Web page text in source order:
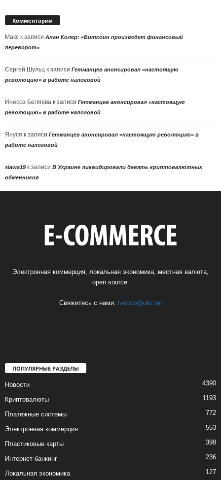
Комментарии
Макс к записи Алан Колер: «Биткоин произведет финансовый
переворот»
Сергей Шульц к записи Гетманцев анонсировал «настоящую
революцию» в работе налоговой
Инесса Беляева к записи Гетманцев анонсировал «настоящую
революцию» в работе налоговой
Януся к записи Гетманцев анонсировал «настоящую революцию» в
работе налоговой
slawa19 к записи В Украине ликвидировали девять криптовалютных
обменников
Электронная коммерция, локальная экономика, местная валюта,
open source.
Свяжитесь с нами: ivenco@ukr.net
ПОПУЛЯРНЫЕ РАЗДЕЛЫ
Новости 4390
Криптовалюты 1193
Платежные системы 772
Электронная коммерция 553
Пластиковые карты 398
Интернет-банкинг 236
Локальная экономика 127